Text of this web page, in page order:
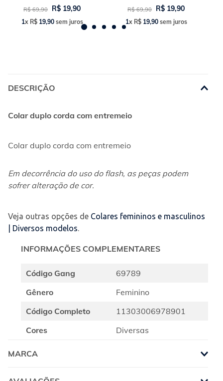
R$ 69,90 R$ 19,90
1x R$ 19,90sem juros
R$ 69,90 R$ 19,90
1x R$ 19,90sem juros
DESCRIÇÃO
Colar duplo corda com entremeio
Colar duplo corda com entremeio
Em decorrência do uso do flash, as peças podem
sofrer alteração de cor.
Veja outras opções de Colares femininos e masculinos
| Diversos modelos.
INFORMAÇÕES COMPLEMENTARES
Código Gang
69789
Gênero
Feminino
Código Completo
11303006978901
Cores
Diversas
MARCA